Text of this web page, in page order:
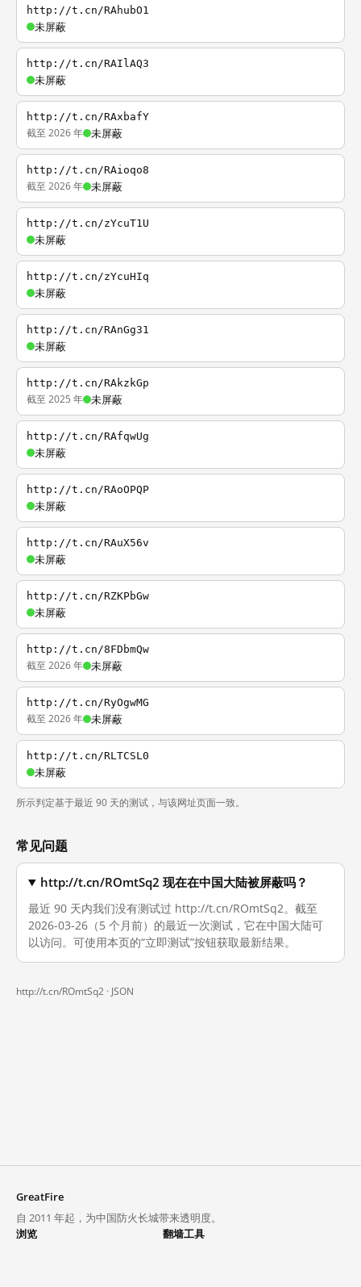
http://t.cn/RAhubO1
未屏蔽
http://t.cn/RAIlAQ3
未屏蔽
http://t.cn/RAxbafY
截至 2026 年 未屏蔽
http://t.cn/RAioqo8
截至 2026 年 未屏蔽
http://t.cn/zYcuT1U
未屏蔽
http://t.cn/zYcuHIq
未屏蔽
http://t.cn/RAnGg31
未屏蔽
http://t.cn/RAkzkGp
截至 2025 年 未屏蔽
http://t.cn/RAfqwUg
未屏蔽
http://t.cn/RAoOPQP
未屏蔽
http://t.cn/RAuX56v
未屏蔽
http://t.cn/RZKPbGw
未屏蔽
http://t.cn/8FDbmQw
截至 2026 年 未屏蔽
http://t.cn/RyOgwMG
截至 2026 年 未屏蔽
http://t.cn/RLTCSL0
未屏蔽
所示判定基于最近 90 天的测试，与该网址页面一致。
常见问题
http://t.cn/ROmtSq2 现在在中国大陆被屏蔽吗？
最近 90 天内我们没有测试过 http://t.cn/ROmtSq2。截至
2026-03-26（5 个月前）的最近一次测试，它在中国大陆可
以访问。可使用本页的“立即测试”按钮获取最新结果。
http://t.cn/ROmtSq2 · JSON
GreatFire
自 2011 年起，为中国防火长城带来透明度。
浏览
翻墙工具